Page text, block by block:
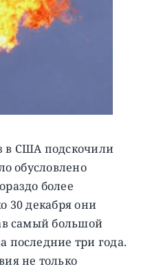
в США подскочили
обусловлено
более
30 декабря они
самый большой
последние три года.
не только